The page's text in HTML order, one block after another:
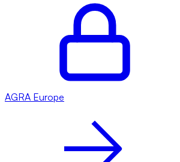
AGRA Europe